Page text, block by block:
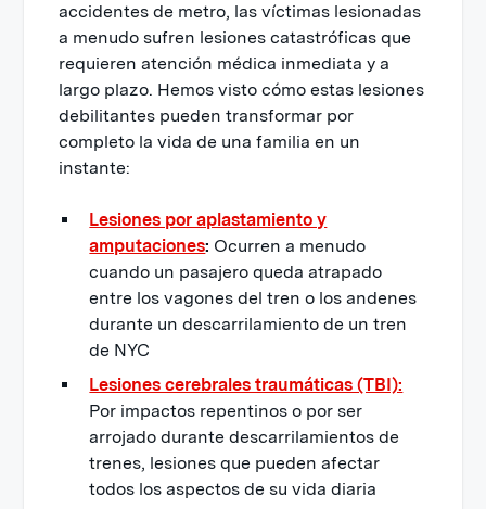
accidentes de metro, las víctimas lesionadas
a menudo sufren lesiones catastróficas que
requieren atención médica inmediata y a
largo plazo. Hemos visto cómo estas lesiones
debilitantes pueden transformar por
completo la vida de una familia en un
instante:
Lesiones por aplastamiento y
amputaciones: Ocurren a menudo
cuando un pasajero queda atrapado
entre los vagones del tren o los andenes
durante un descarrilamiento de un tren
de NYC
Lesiones cerebrales traumáticas (TBI):
Por impactos repentinos o por ser
arrojado durante descarrilamientos de
trenes, lesiones que pueden afectar
todos los aspectos de su vida diaria